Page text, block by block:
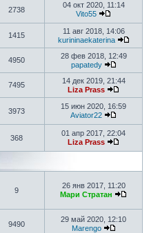
2738
04 окт 2020, 11:14
Vito55
1415
11 авг 2018, 14:06
kurininaekaterina
4950
28 фев 2018, 12:49
papatedy
7495
14 дек 2019, 21:44
Liza Prass
3973
15 июн 2020, 16:59
Aviator22
368
01 апр 2017, 22:04
Liza Prass
9
26 янв 2017, 11:20
Мари Стратан
9490
29 май 2020, 12:10
Marengo